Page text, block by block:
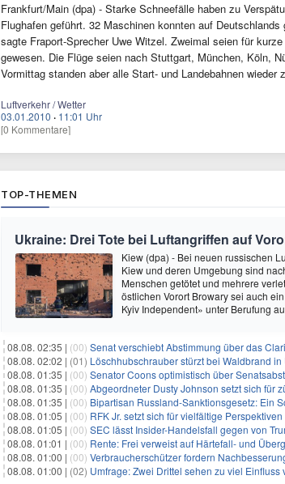
Frankfurt/Main (dpa) - Starke Schneefälle haben zu
Flughafen geführt. 32 Maschinen konnten auf
sagte Fraport-Sprecher Uwe Witzel. Zweimal seien für
gewesen. Die Flüge seien nach Stuttgart, München, Köln,
Vormittag standen aber alle Start- und Landebahnen wieder
Luftverkehr / Wetter
03.01.2010 · 11:01 Uhr
[0 Kommentare]
TOP-THEMEN
Ukraine: Drei Tote bei Luftangriffen auf
Kiew (dpa) - Bei neuen russischen
Kiew und deren Umgebung sind
Menschen getötet und mehrere
östlichen Vorort Browary sei auch
Kyiv Independent» unter Berufung
08.08. 02:35 | (00) Senat verschiebt Abstimmung über das Clarity Act:
08.08. 02:02 | (01) Löschhubschrauber stürzt bei Waldbrand in
08.08. 01:35 | (00) Senator Coons optimistisch über
08.08. 01:35 | (00) Abgeordneter Dusty Johnson setzt sich für zügige
08.08. 01:35 | (00) Bipartisan Russland-Sanktionsgesetz: Ein
08.08. 01:05 | (00) RFK Jr. setzt sich für vielfältige Perspektiven
08.08. 01:05 | (00) SEC lässt Insider-Handelsfall gegen von
08.08. 01:01 | (00) Rente: Frei verweist auf Härtefall- und
08.08. 01:00 | (00) Verbraucherschützer fordern
08.08. 01:00 | (02) Umfrage: Zwei Drittel sehen zu viel Einfluss